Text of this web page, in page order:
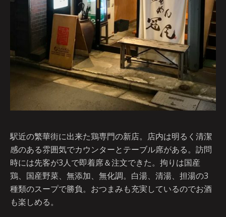
駅近の繁華街に出来た鶏専門の新店。店内は明るく清潔
感のある雰囲気でカウンターとテーブル席がある。訪問
時には先客が3人で即着席＆注文できた。拘りは国産
鶏、国産野菜、無添加、無化調。白湯、清湯、担湯の3
種類のスープで勝負。おつまみも充実しているのでお酒
も楽しめる。